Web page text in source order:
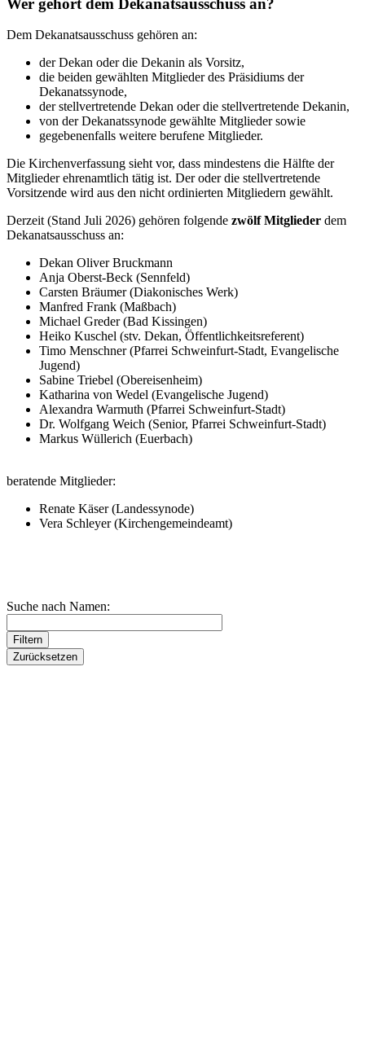
Dem Dekanatsausschuss gehören an:
der Dekan oder die Dekanin als Vorsitz,
die beiden gewählten Mitglieder des Präsidiums der
Dekanatssynode,
der stellvertretende Dekan oder die stellvertretende Dekanin,
von der Dekanatssynode gewählte Mitglieder sowie
gegebenenfalls weitere berufene Mitglieder.
Die Kirchenverfassung sieht vor, dass mindestens die Hälfte der
Mitglieder ehrenamtlich tätig ist. Der oder die stellvertretende
Vorsitzende wird aus den nicht ordinierten Mitgliedern gewählt.
Derzeit (Stand Juli 2026) gehören folgende zwölf Mitglieder dem
Dekanatsausschuss an:
Dekan Oliver Bruckmann
Anja Oberst-Beck (Sennfeld)
Carsten Bräumer (Diakonisches Werk)
Manfred Frank (Maßbach)
Michael Greder (Bad Kissingen)
Heiko Kuschel (stv. Dekan, Öffentlichkeitsreferent)
Timo Menschner (Pfarrei Schweinfurt-Stadt, Evangelische
Jugend)
Sabine Triebel (Obereisenheim)
Katharina von Wedel (Evangelische Jugend)
Alexandra Warmuth (Pfarrei Schweinfurt-Stadt)
Dr. Wolfgang Weich (Senior, Pfarrei Schweinfurt-Stadt)
Markus Wüllerich (Euerbach)
beratende Mitglieder:
Renate Käser (Landessynode)
Vera Schleyer (Kirchengemeindeamt)
Suche nach Namen: